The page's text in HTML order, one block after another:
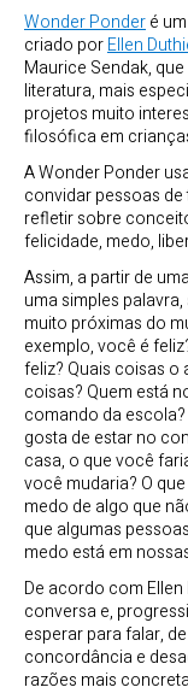
Wonder Ponderé
criado porEllen
Maurice Sendak,
literatura, mais
projetos muito
filosófica em
A Wonder Ponder
convidar pessoas
refletir sobre
felicidade, medo,
Assim, a partir de
uma simples
muito próximas do
exemplo, você é
feliz? Quais coisas o
coisas? Quem está
comando da
gosta de estar no
casa, o que você
você mudaria? O
medo de algo que
que algumas
medo está em
De acordo com Ellen
conversa e,
esperar para falar,
concordância e
razões mais